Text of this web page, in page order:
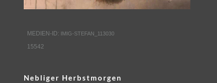
KONTAKT
MEDIEN-ID: IMIG-STEFAN_113030
15542
Nebliger Herbstmorgen